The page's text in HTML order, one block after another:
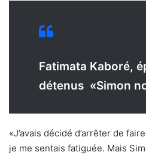
Fatimata Kaboré,
détenus «Simon
«J’avais décidé d’arrêter de
je me sentais fatiguée. Mais